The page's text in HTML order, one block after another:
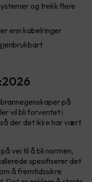
og trekk flere
enn kabelringer
på
vil bli forventet i
der det ikke har vært
vei til å bli normen,
spesifiserer det
å fremtidssikre